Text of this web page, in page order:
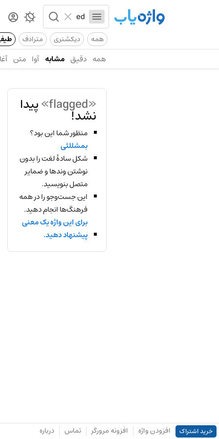
همه دیکشنری مترادف
همه دقیق مشابه آوا متن
«flagged» پیدا
نشد!
منظور شما این بود؟
بمشللثی
شکل سادهٔ لغت را بدون
نوشتن وندها و ضمایر
متصل بنویسید.
این جست‌وجو را در همه
فرهنگ‌ها انجام دهید.
برای این واژه یک معنی
پیشنهاد دهید.
خرید اشتراک افزودن واژه افزونه مرورگر تماس درباره